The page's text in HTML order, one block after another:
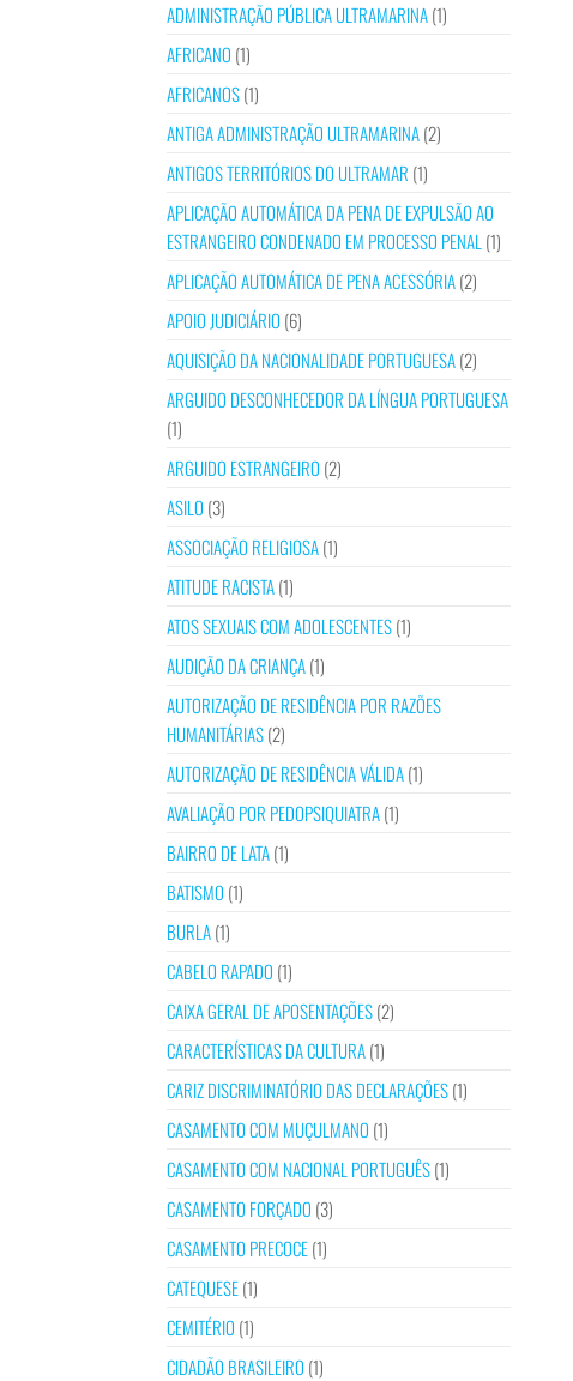
ADMINISTRAÇÃO PÚBLICA ULTRAMARINA(1)
AFRICANO (1)
AFRICANOS(1)
ANTIGA ADMINISTRAÇÃO ULTRAMARINA(2)
ANTIGOS TERRITÓRIOS DO ULTRAMAR (1)
APLICAÇÃO AUTOMÁTICA DA PENA DE EXPULSÃO AO
ESTRANGEIRO CONDENADO EM PROCESSO PENAL (1)
APLICAÇÃO AUTOMÁTICA DE PENA ACESSÓRIA(2)
APOIO JUDICIÁRIO (6)
AQUISIÇÃO DA NACIONALIDADE PORTUGUESA(2)
ARGUIDO DESCONHECEDOR DA LÍNGUA PORTUGUESA
(1)
ARGUIDO ESTRANGEIRO (2)
ASILO (3)
ASSOCIAÇÃO RELIGIOSA(1)
ATITUDE RACISTA(1)
ATOS SEXUAIS COM ADOLESCENTES(1)
AUDIÇÃO DA CRIANÇA(1)
AUTORIZAÇÃO DE RESIDÊNCIA POR RAZÕES
HUMANITÁRIAS(2)
AUTORIZAÇÃO DE RESIDÊNCIA VÁLIDA(1)
AVALIAÇÃO POR PEDOPSIQUIATRA(1)
BAIRRO DE LATA(1)
BATISMO (1)
BURLA(1)
CABELO RAPADO (1)
CAIXA GERAL DE APOSENTAÇÕES(2)
CARACTERÍSTICAS DA CULTURA(1)
CARIZ DISCRIMINATÓRIO DAS DECLARAÇÕES(1)
CASAMENTO COM MUÇULMANO (1)
CASAMENTO COM NACIONAL PORTUGUÊS(1)
CASAMENTO FORÇADO (3)
CASAMENTO PRECOCE(1)
CATEQUESE(1)
CEMITÉRIO (1)
CIDADÃO BRASILEIRO (1)